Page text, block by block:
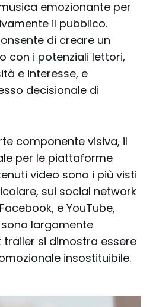
emozionante per
il pubblico.
di creare un
con i potenziali lettori,
e interesse, e
decisionale di
componente visiva, il
per le piattaforme
video sono i più visti
sui social network
e YouTube,
largamente
trailer si dimostra essere
insostituibile.